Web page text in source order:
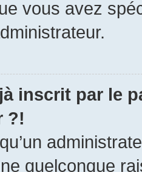
vous avez
inscrit par le
?!
quelconque